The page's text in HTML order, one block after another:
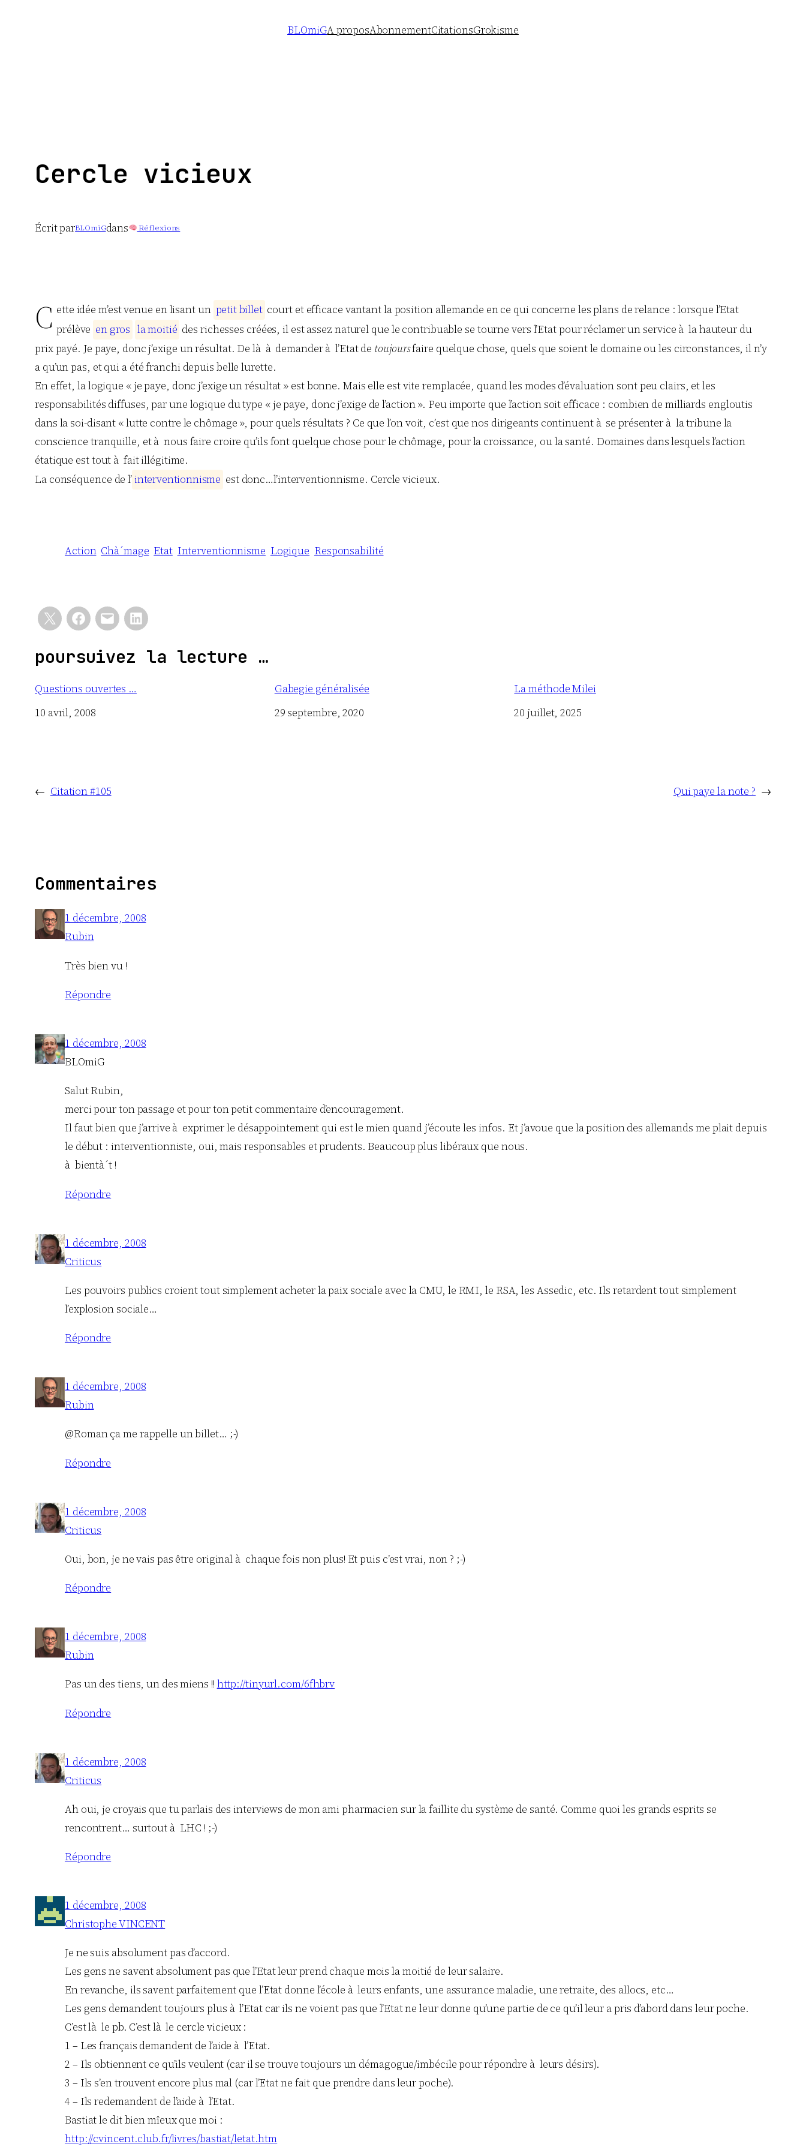
BLOmiGA proposAbonnementCitationsGrokisme
Cercle vicieux
Écrit parBLOmiGdans Réflexions
C ette idée m’est venue en lisant un petitbillet court et efficace vantant la position allemande en ce qui concerne les plans de relance : lorsque l’Etat
prélève en gros lamoitié des richesses créées, il est assez naturel que le contribuable se tourne vers l’Etat pour réclamer un service à la hauteur du
prix payé. Je paye, donc j’exige un résultat. De là à demander à l’Etat de toujoursfaire quelque chose, quels que soient le domaine ou les circonstances, il n’y
a qu’un pas, et qui a été franchi depuis belle lurette.
En effet, la logique « je paye, donc j’exige un résultat » est bonne. Mais elle est vite remplacée, quand les modes d’évaluation sont peu clairs, et les
responsabilités diffuses, par une logique du type « je paye, donc j’exige de l’action ». Peu importe que l’action soit efficace : combien de milliards engloutis
dans la soi-disant « lutte contre le chômage », pour quels résultats ? Ce que l’on voit, c’est que nos dirigeants continuent à se présenter à la tribune la
conscience tranquille, et à nous faire croire qu’ils font quelque chose pour le chômage, pour la croissance, ou la santé. Domaines dans lesquels l’action
étatique est tout à fait illégitime.
La conséquence de l’ interventionnisme est donc…l’interventionnisme. Cercle vicieux.
Action Chà´mage Etat Interventionnisme Logique Responsabilité
poursuivez la lecture …
Questions ouvertes …
Date
10 avril, 2008
Gabegie généralisée
Date
29 septembre, 2020
La méthode Milei
Date
20 juillet, 2025
← Citation #105 Qui paye la note ? →
Commentaires
1 décembre, 2008
Rubin
Très bien vu !
Répondre
1 décembre, 2008
BLOmiG
Salut Rubin,
merci pour ton passage et pour ton petit commentaire d’encouragement.
Il faut bien que j’arrive à exprimer le désappointement qui est le mien quand j’écoute les infos. Et j’avoue que la position des allemands me plait depuis
le début : interventionniste, oui, mais responsables et prudents. Beaucoup plus libéraux que nous.
à bientà´t !
Répondre
1 décembre, 2008
Criticus
Les pouvoirs publics croient tout simplement acheter la paix sociale avec la CMU, le RMI, le RSA, les Assedic, etc. Ils retardent tout simplement
l’explosion sociale…
Répondre
1 décembre, 2008
Rubin
@Roman ça me rappelle un billet… ;-)
Répondre
1 décembre, 2008
Criticus
Oui, bon, je ne vais pas être original à chaque fois non plus! Et puis c’est vrai, non ? ;-)
Répondre
1 décembre, 2008
Rubin
Pas un des tiens, un des miens !! http://tinyurl.com/6fhbrv
Répondre
1 décembre, 2008
Criticus
Ah oui, je croyais que tu parlais des interviews de mon ami pharmacien sur la faillite du système de santé. Comme quoi les grands esprits se
rencontrent… surtout à LHC ! ;-)
Répondre
1 décembre, 2008
Christophe VINCENT
Je ne suis absolument pas d’accord.
Les gens ne savent absolument pas que l’Etat leur prend chaque mois la moitié de leur salaire.
En revanche, ils savent parfaitement que l’Etat donne l’école à leurs enfants, une assurance maladie, une retraite, des allocs, etc…
Les gens demandent toujours plus à l’Etat car ils ne voient pas que l’Etat ne leur donne qu’une partie de ce qu’il leur a pris d’abord dans leur poche.
C’est là le pb. C’est là le cercle vicieux :
1 – Les français demandent de l’aide à l’Etat.
2 – Ils obtiennent ce qu’ils veulent (car il se trouve toujours un démagogue/imbécile pour répondre à leurs désirs).
3 – Ils s’en trouvent encore plus mal (car l’Etat ne fait que prendre dans leur poche).
4 – Ils redemandent de l’aide à l’Etat.
Bastiat le dit bien mîeux que moi :
http://cvincent.club.fr/livres/bastiat/letat.htm